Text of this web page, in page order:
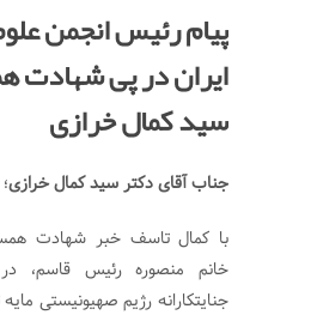
پیام رئیس انجمن
ایران در پی شهادت
سید کمال خرازی
جناب آقای دکتر سید کمال خرازی؛
با کمال تاسف خبر شهادت همسر
خانم منصوره رئیس قاسم،
جنایتکارانه رژیم صهیونیستی